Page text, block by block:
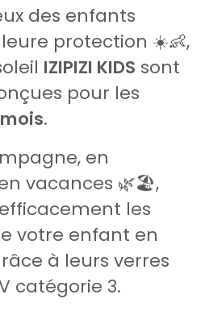
des enfants
protection ☀️👶,
IZIPIZI KIDS sont
pour les
.
en
vacances 🌿🏖️,
les
votre enfant en
à leurs verres
catégorie 3.